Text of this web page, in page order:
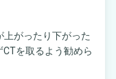
がったり下がった
を取るよう勧めら